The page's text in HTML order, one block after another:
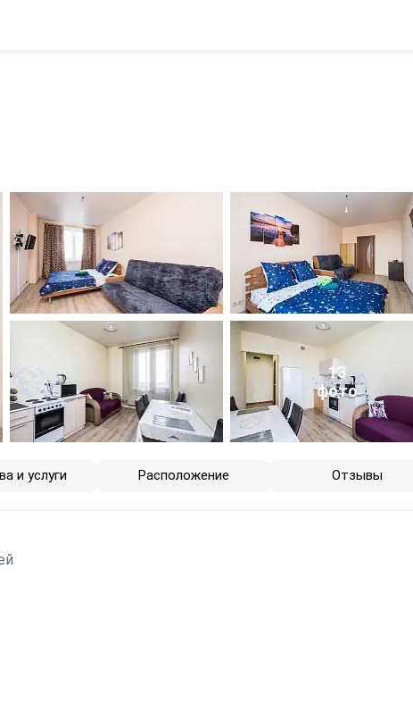
13
фото
и услуги Расположение Отзывы